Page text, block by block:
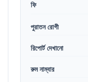
ফি
পুরাতন রোগী
রিপোর্ট দেখানো
রুম নাম্বার